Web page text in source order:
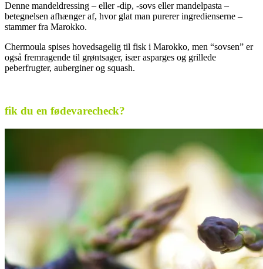
Denne mandeldressing – eller -dip, -sovs eller mandelpasta –
betegnelsen afhænger af, hvor glat man purerer ingredienserne –
stammer fra Marokko.
Chermoula spises hovedsagelig til fisk i Marokko, men “sovsen” er
også fremragende til grøntsager, især asparges og grillede
peberfrugter, auberginer og squash.
fik du en fødevarecheck?